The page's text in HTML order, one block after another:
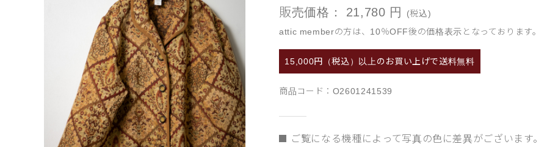
販売価格： 21,780 円
(税込)
attic memberの方は、10％OFF後の価格表示となっております。
15,000円（税込）以上のお買い上げで送料無料
商品コード： O2601241539
ご覧になる機種によって写真の色に差異がございます。